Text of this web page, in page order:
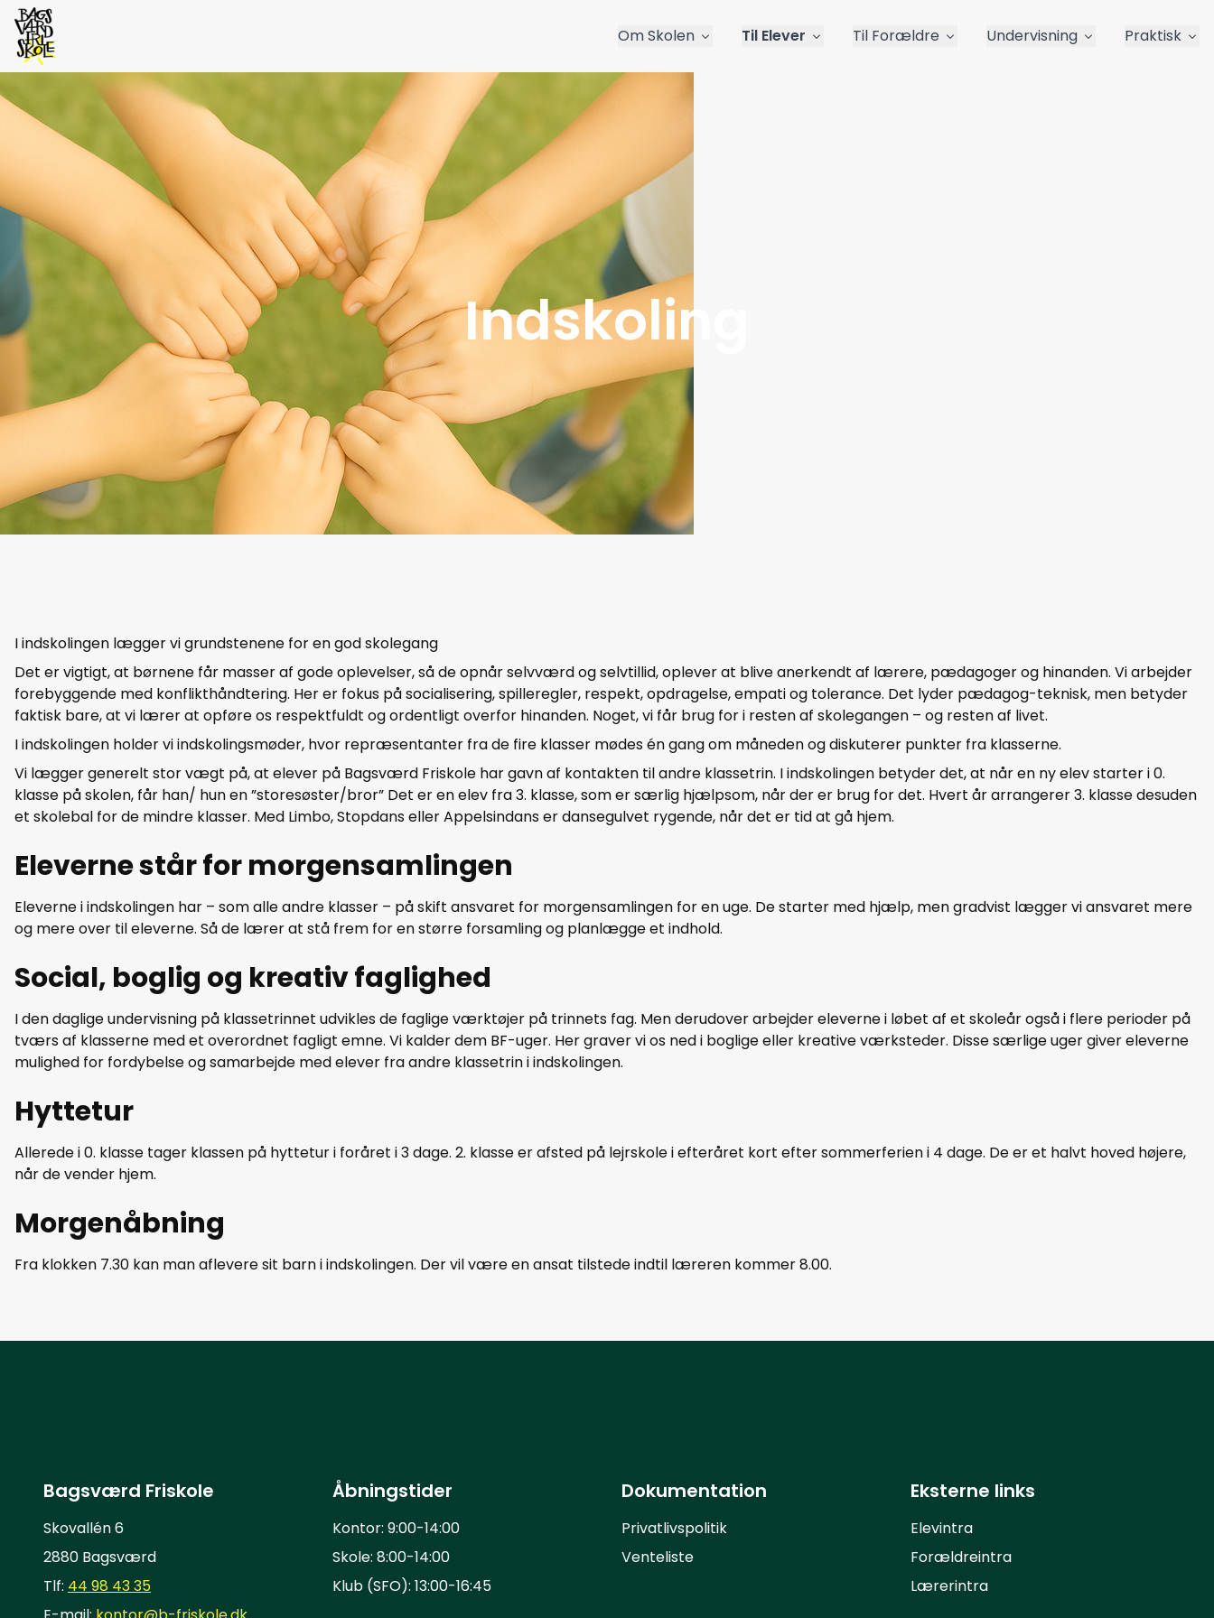
Om Skolen Til Elever Til Forældre Undervisning Praktisk
Indskoling
I indskolingen lægger vi grundstenene for en god skolegang
Det er vigtigt, at børnene får masser af gode oplevelser, så de opnår selvværd og selvtillid, oplever at blive anerkendt af lærere, pædagoger og hinanden. Vi arbejder
forebyggende med konflikthåndtering. Her er fokus på socialisering, spilleregler, respekt, opdragelse, empati og tolerance. Det lyder pædagog-teknisk, men betyder
faktisk bare, at vi lærer at opføre os respektfuldt og ordentligt overfor hinanden. Noget, vi får brug for i resten af skolegangen – og resten af livet.
I indskolingen holder vi indskolingsmøder, hvor repræsentanter fra de fire klasser mødes én gang om måneden og diskuterer punkter fra klasserne.
Vi lægger generelt stor vægt på, at elever på Bagsværd Friskole har gavn af kontakten til andre klassetrin. I indskolingen betyder det, at når en ny elev starter i 0.
klasse på skolen, får han/ hun en ”storesøster/bror” Det er en elev fra 3. klasse, som er særlig hjælpsom, når der er brug for det. Hvert år arrangerer 3. klasse desuden
et skolebal for de mindre klasser. Med Limbo, Stopdans eller Appelsindans er dansegulvet rygende, når det er tid at gå hjem.
Eleverne står for morgensamlingen
Eleverne i indskolingen har – som alle andre klasser – på skift ansvaret for morgensamlingen for en uge. De starter med hjælp, men gradvist lægger vi ansvaret mere
og mere over til eleverne. Så de lærer at stå frem for en større forsamling og planlægge et indhold.
Social, boglig og kreativ faglighed
I den daglige undervisning på klassetrinnet udvikles de faglige værktøjer på trinnets fag. Men derudover arbejder eleverne i løbet af et skoleår også i flere perioder på
tværs af klasserne med et overordnet fagligt emne. Vi kalder dem BF-uger. Her graver vi os ned i boglige eller kreative værksteder. Disse særlige uger giver eleverne
mulighed for fordybelse og samarbejde med elever fra andre klassetrin i indskolingen.
Hyttetur
Allerede i 0. klasse tager klassen på hyttetur i foråret i 3 dage. 2. klasse er afsted på lejrskole i efteråret kort efter sommerferien i 4 dage. De er et halvt hoved højere,
når de vender hjem.
Morgenåbning
Fra klokken 7.30 kan man aflevere sit barn i indskolingen. Der vil være en ansat tilstede indtil læreren kommer 8.00.
Bagsværd Friskole
Skovallén 6
2880 Bagsværd
Tlf: 44 98 43 35
Åbningstider
Kontor: 9:00-14:00
Skole: 8:00-14:00
Klub (SFO): 13:00-16:45
Dokumentation
Privatlivspolitik
Venteliste
Eksterne links
Elevintra
Forældreintra
Lærerintra